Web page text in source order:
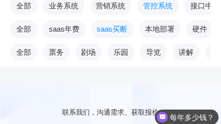
全部 业务系统 营销系统 管控系统 接口中台
全部 saas年费 saas买断 本地部署 硬件
全部 票务 剧场 乐园 导览 讲解
联系我们，沟通需求、获取报价
每年多少钱？